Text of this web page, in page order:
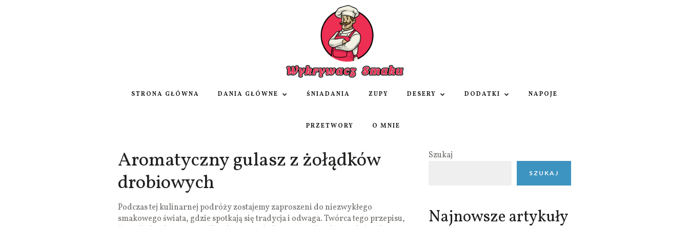
STRONA GŁÓWNA DANIA GŁÓWNE ŚNIADANIA ZUPY DESERY DODATKI NAPOJE
PRZETWORY O MNIE
Aromatyczny gulasz z żołądków
drobiowych
Podczas tej kulinarnej podróży zostajemy zaproszeni do niezwykłego
smakowego świata, gdzie spotkają się tradycja i odwaga. Twórca tego przepisu,
Szukaj
SZUKAJ
Najnowsze artykuły